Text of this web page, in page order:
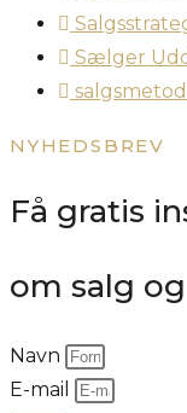
Sælger
NYHEDSBREV
Få gratis
om salg
Navn
E-mail